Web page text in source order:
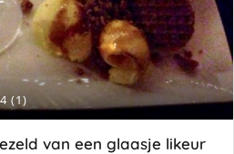
4 (1)
van een glaasje likeur